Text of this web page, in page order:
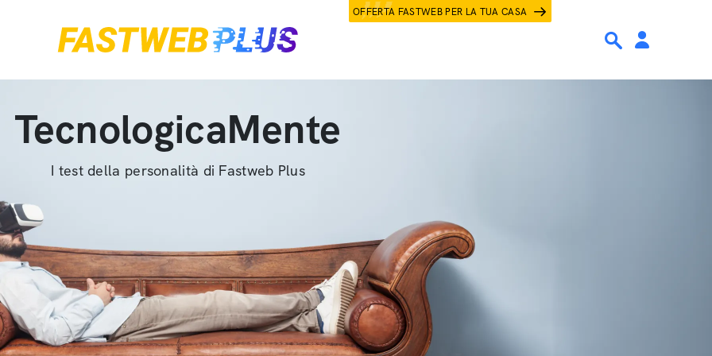
OFFERTA FASTWEB PER LA TUA CASA
TecnologicaMente
I test della personalità di Fastweb Plus